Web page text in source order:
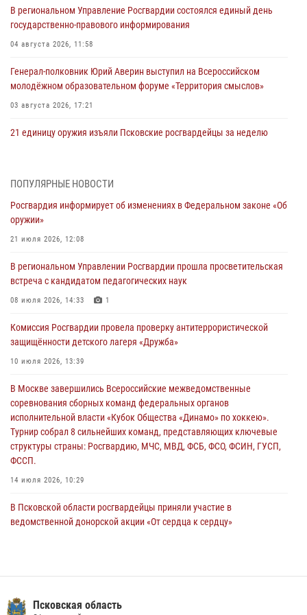
В региональном Управление Росгвардии состоялся единый день
государственно-правового информирования
04 августа 2026, 11:58
Генерал-полковник Юрий Аверин выступил на Всероссийском
молодёжном образовательном форуме «Территория смыслов»
03 августа 2026, 17:21
21 единицу оружия изъяли Псковские росгвардейцы за неделю
Росгвардейцы принимают участие в обеспечении общественной
02 августа 2026, 13:28
За минувшие сутки Псковские росгвардейцы выезжали два раза на
31 июля 2026, 13:53
В Санкт-Петербурге прошел окружной этап ежегодного
сотрудников вневедомственной охраны Росгвардии, Псковские
Росгвардейцы одержали победу
30 июля 2026, 05:10
Псковская Росгвардия приглашает на службу в подразделениях
вневедомственной охраны
ПОПУЛЯРНЫЕ НОВОСТИ
Росгвардия информирует об изменениях в Федеральном законе «Об
оружии»
21 июля 2026, 12:08
В региональном Управлении Росгвардии прошла просветительская
встреча с кандидатом педагогических наук
08 июля 2026, 14:33 1
Комиссия Росгвардии провела проверку антитеррористической
защищённости детского лагеря «Дружба»
10 июля 2026, 13:39
В Москве завершились Всероссийские межведомственные
соревнования сборных команд федеральных органов
исполнительной власти «Кубок Общества «Динамо» по хоккею».
Турнир собрал 8 сильнейших команд, представляющих ключевые
структуры страны: Росгвардию, МЧС, МВД, ФСБ, ФСО, ФСИН, ГУСП,
ФССП.
14 июля 2026, 10:29
В Псковской области росгвардейцы приняли участие в
ведомственной донорской акции «От сердца к сердцу»
13 июля 2026, 05:29
Псковская область